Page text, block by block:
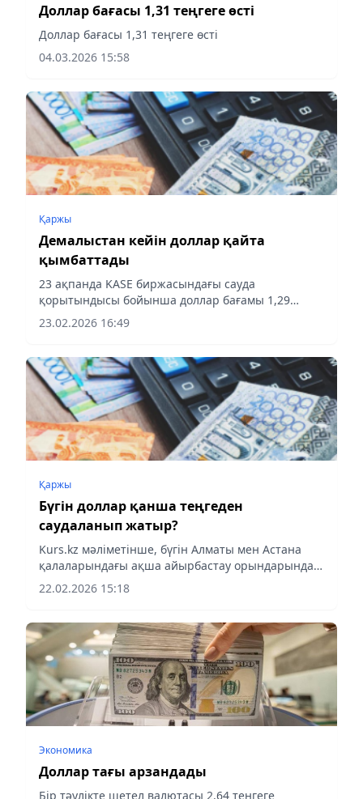
Доллар бағасы 1,31 теңгеге өсті
Доллар бағасы 1,31 теңгеге өсті
04.03.2026 15:58
Қаржы
Демалыстан кейін доллар қайта
қымбаттады
23 ақпанда KASE биржасындағы сауда
қорытындысы бойынша доллар бағамы 1,29
теңгеге өсіп, 497,33 теңгеге жетті, ал айырбастау
пункттерінде АҚШ валютасы 494–501 теңге
23.02.2026 16:49
Қаржы
Бүгін доллар қанша теңгеден
саудаланып жатыр?
Kurs.kz мәліметінше, бүгін Алматы мен Астана
қалаларындағы ақша айырбастау орындарында
доллар, еуро, рубль және юань бағамдары
жарияланды.
22.02.2026 15:18
Экономика
Доллар тағы арзандады
Бір тәулікте шетел валютасы 2,64 теңгеге